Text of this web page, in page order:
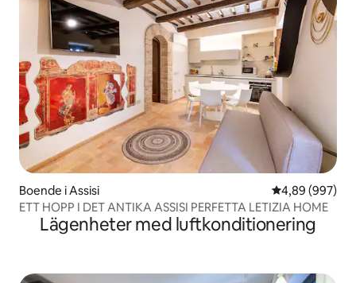
Boende i Assisi 4,89 av 5 i
4,89 (997)
ETT HOPP I DET ANTIKA ASSISI PERFETTA LETIZIA HOME
Lägenheter med luftkonditionering